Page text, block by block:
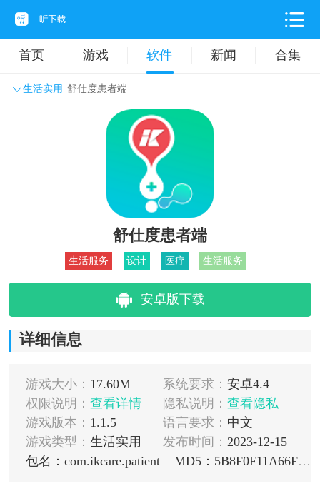
首页 游戏 软件 新闻 合集
生活实用 舒仕度患者端
主题壁纸 旅游出行
拍摄美化
舒仕度患者端
生活服务 设计 医疗 生活服务
安卓版下载
详细信息
游戏大小： 17.60M 系统要求： 安卓4.4
权限说明： 查看详情 隐私说明： 查看隐私
游戏版本： 1.1.5 语言要求： 中文
游戏类型： 生活实用 发布时间： 2023-12-15
包名：com.ikcare.patient
MD5：5B8F0F11A66F2EF3E5BEFCACC1111F42